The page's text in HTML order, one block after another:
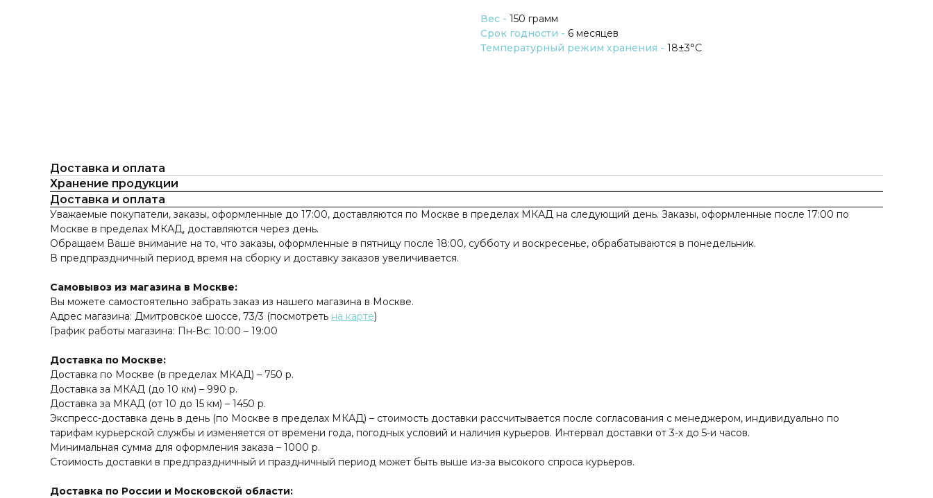
Вес - 150 грамм
Срок годности - 6 месяцев
Температурный режим хранения - 18±3°C
Доставка и оплата
Хранение продукции
Доставка и оплата
Уважаемые покупатели, заказы, оформленные до 17:00, доставляются по Москве в пределах МКАД на следующий день. Заказы, оформленные после 17:00 по
Москве в пределах МКАД, доставляются через день.
Обращаем Ваше внимание на то, что заказы, оформленные в пятницу после 18:00, субботу и воскресенье, обрабатываются в понедельник.
В предпраздничный период время на сборку и доставку заказов увеличивается.
Самовывоз из магазина в Москве:
Вы можете самостоятельно забрать заказ из нашего магазина в Москве.
Адрес магазина: Дмитровское шоссе, 73/3 (посмотреть на карте)
График работы магазина: Пн-Вс: 10:00 – 19:00
Доставка по Москве:
Доставка по Москве (в пределах МКАД) – 750 р.
Доставка за МКАД (до 10 км) – 990 р.
Доставка за МКАД (от 10 до 15 км) – 1450 р.
Экспресс-доставка день в день (по Москве в пределах МКАД) – стоимость доставки рассчитывается после согласования с менеджером, индивидуально по
тарифам курьерской службы и изменяется от времени года, погодных условий и наличия курьеров. Интервал доставки от 3-х до 5-и часов.
Минимальная сумма для оформления заказа – 1000 р.
Стоимость доставки в предпраздничный и праздничный период может быть выше из-за высокого спроса курьеров.
Доставка по России и Московской области: